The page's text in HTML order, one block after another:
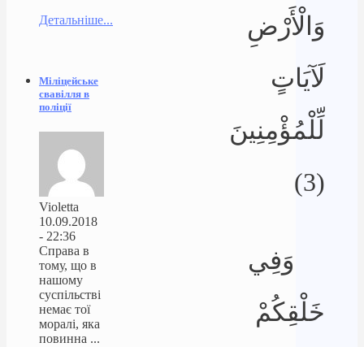
وَالْأَرْضِ
لَآيَاتٍ
لِّلْمُؤْمِنِينَ
(3)
وَفِي
خَلْقِكُمْ
Детальніше...
Міліцейське
свавілля в
поліції
Violetta
10.09.2018
- 22:36
Справа в
тому, що в
нашому
суспільстві
немає тої
моралі, яка
повинна ...